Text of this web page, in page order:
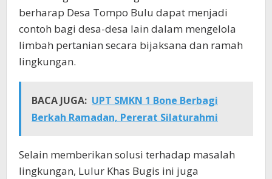
berharap Desa Tompo Bulu dapat menjadi
contoh bagi desa-desa lain dalam mengelola
limbah pertanian secara bijaksana dan ramah
lingkungan.
BACA JUGA: UPT SMKN 1 Bone Berbagi
Berkah Ramadan, Pererat Silaturahmi
Selain memberikan solusi terhadap masalah
lingkungan, Lulur Khas Bugis ini juga